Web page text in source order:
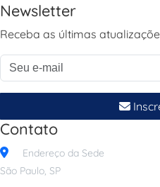
Newsletter
Receba as últimas
Contato
Endereço da Sede
São Paulo, SP